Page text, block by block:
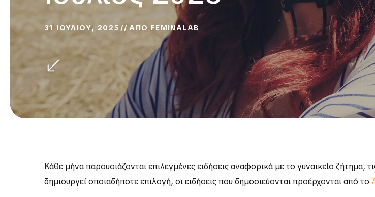
31 ΙΟΥΛΙΟΥ, 2025 ΑΠΟ FEMINALAB
Κάθε μήνα παρουσιάζονται επιλεγμένες ειδήσεις αναφορικά με το γυναικείο
δημιουργεί οποιαδήποτε επιλογή, οι ειδήσεις που δημοσιεύονται προέρχονται από το